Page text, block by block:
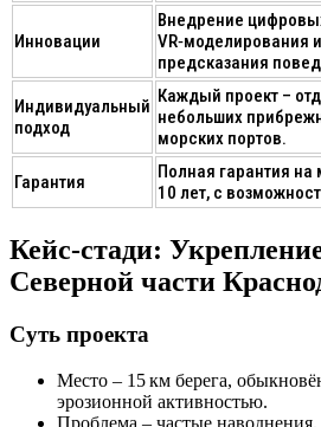
Инновации
Внедрение
VR‑моделирования
предсказания
Индивидуальный
подход
Каждый проект –
небольших
морских портов.
Гарантия
Полная гарантия
10 лет, с
Кейс‑стади:
Северной части
Суть проекта
Место – 15 км берега,
эрозионной активностью.
Проблема – частые